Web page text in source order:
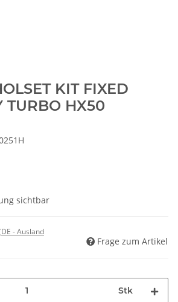
KIT FIXED
TURBO HX50
sichtbar
- Ausland
Frage zum Artikel
Stk